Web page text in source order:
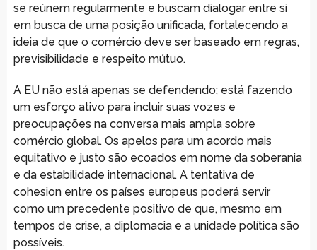
se reúnem regularmente e buscam dialogar entre si
em busca de uma posição unificada, fortalecendo a
ideia de que o comércio deve ser baseado em regras,
previsibilidade e respeito mútuo.
A EU não está apenas se defendendo; está fazendo
um esforço ativo para incluir suas vozes e
preocupações na conversa mais ampla sobre
comércio global. Os apelos para um acordo mais
equitativo e justo são ecoados em nome da soberania
e da estabilidade internacional. A tentativa de
cohesion entre os países europeus poderá servir
como um precedente positivo de que, mesmo em
tempos de crise, a diplomacia e a unidade política são
possíveis.